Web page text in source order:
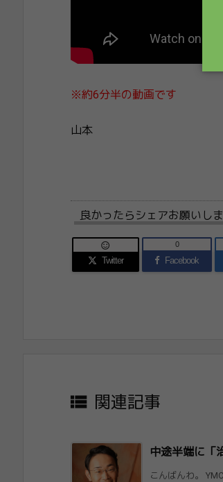
※約6分半の動画です
山本
良かったらシェアお願いし
Twitter

Facebook
0
 関連記事
中途半端に「
こんばんわ。